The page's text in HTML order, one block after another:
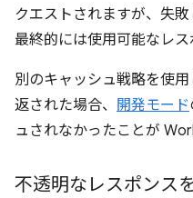
クエストされますが、失敗
最終的には使用可能なレス
別のキャッシュ戦略を使
返された場合、 開発モード
ュされなかったことが
不透明なレスポンス